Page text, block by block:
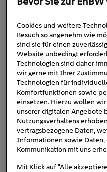
22. Oktober 2019 1
EnBW
Cookies und weitere
Besuch so angenehm wie
sind sie für einen
Website unbedingt
Technologien sind daher
wir gerne mit Ihrer
Technologien für
Komfortfunktionen sowie
einsetzen. Hierzu wollen
unserer digitalen Angebote
Nutzungsverhaltens
vertragsbezogene Daten,
Informationen sowie
Kommunikation mit uns
Mit Klick auf "Alle